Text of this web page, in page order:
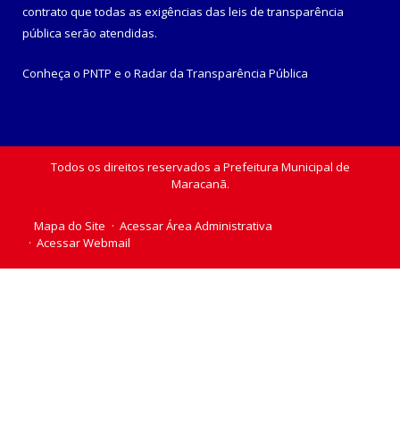
contrato que todas as exigências das leis de transparência
pública serão atendidas.
Conheça o PNTP e o Radar da Transparência Pública
Todos os direitos reservados a Prefeitura Municipal de
Maracanã.
Mapa do Site
Acessar Área Administrativa
Acessar Webmail